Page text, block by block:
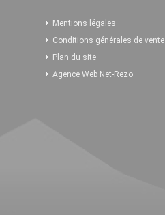
Mentions légales
Conditions générales de vente
Plan du site
Agence Web Net-Rezo